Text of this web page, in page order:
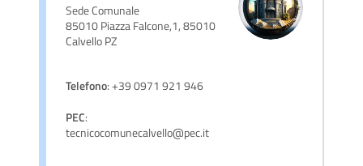
Sede Comunale
85010 Piazza Falcone,1, 85010
Calvello PZ
Telefono: +39 0971 921 946
PEC:
tecnicocomunecalvello@pec.it